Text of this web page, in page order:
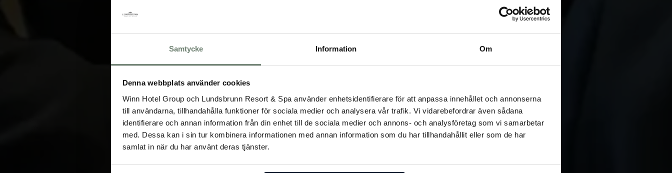
Samtycke Information Om
Denna webbplats använder cookies
Winn Hotel Group och Lundsbrunn Resort & Spa använder enhetsidentifierare för att anpassa innehållet och annonserna
till användarna, tillhandahålla funktioner för sociala medier och analysera vår trafik. Vi vidarebefordrar även sådana
identifierare och annan information från din enhet till de sociala medier och annons- och analysföretag som vi samarbetar
med. Dessa kan i sin tur kombinera informationen med annan information som du har tillhandahållit eller som de har
samlat in när du har använt deras tjänster.